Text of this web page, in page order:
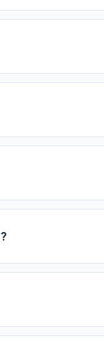
tous les profils:
complexe —
en automatique
en4
classiques :
les IA
Notre
directement
le support en
, sans garantie de